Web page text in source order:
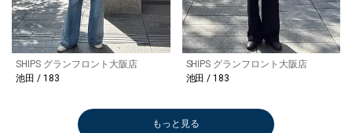
SHIPS グランフロント大阪店
池田 / 183
SHIPS グランフロント大阪店
池田 / 183
もっと見る